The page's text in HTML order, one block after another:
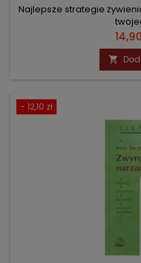
Najlepsze strategie
Cena

- 12,10 zł